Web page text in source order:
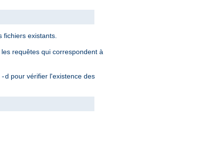
fichiers existants.
requêtes qui correspondent à
-d pour vérifier l'existence des